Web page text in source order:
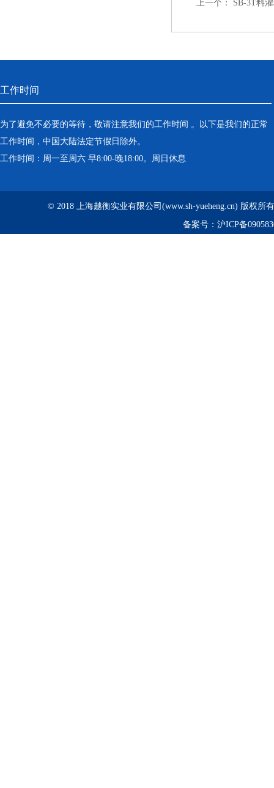
上一个： SB-3T料
工作时间
为了避免不必要的等待，敬请注意我们的工作时间 。以下是我们的正常
工作时间，中国大陆法定节假日除外。
工作时间：周一至周六 早8:00-晚18:00。周日休息
© 2018 上海越衡实业有限公司(www.sh-yueheng.cn) 版权所
备案号： 沪ICP备